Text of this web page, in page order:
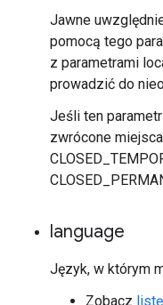
Jawne
pomocą tego
z parametrami
prowadzić do
Jeśli ten
zwrócone
language
Język, w którym
Zobacz